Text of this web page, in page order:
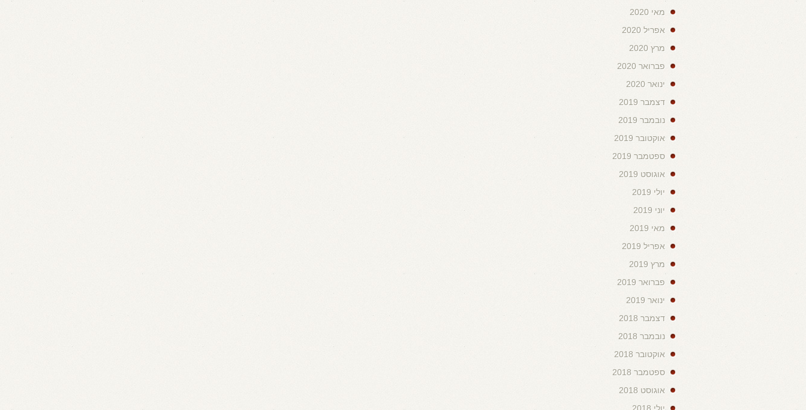
מאי 2020
אפריל 2020
מרץ 2020
פברואר 2020
ינואר 2020
דצמבר 2019
נובמבר 2019
אוקטובר 2019
ספטמבר 2019
אוגוסט 2019
יולי 2019
יוני 2019
מאי 2019
אפריל 2019
מרץ 2019
פברואר 2019
ינואר 2019
דצמבר 2018
נובמבר 2018
אוקטובר 2018
ספטמבר 2018
אוגוסט 2018